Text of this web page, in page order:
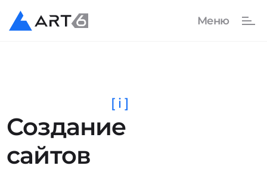
Создание
сайтов
[ i ]